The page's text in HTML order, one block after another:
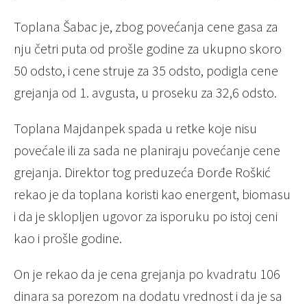
Toplana Šabac je, zbog povećanja cene gasa za
nju četri puta od prošle godine za ukupno skoro
50 odsto, i cene struje za 35 odsto, podigla cene
grejanja od 1. avgusta, u proseku za 32,6 odsto.
Toplana Majdanpek spada u retke koje nisu
povećale ili za sada ne planiraju povećanje cene
grejanja. Direktor tog preduzeća Đorđe Roškić
rekao je da toplana koristi kao energent, biomasu
i da je sklopljen ugovor za isporuku po istoj ceni
kao i prošle godine.
On je rekao da je cena grejanja po kvadratu 106
dinara sa porezom na dodatu vrednost i da je sa